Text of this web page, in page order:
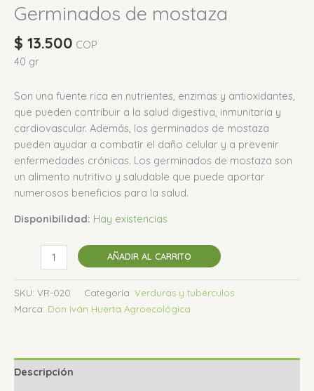
Germinados de mostaza
$ 13.500 COP
40 gr
Son una fuente rica en nutrientes, enzimas y antioxidantes,
que pueden contribuir a la salud digestiva, inmunitaria y
cardiovascular. Además, los germinados de mostaza
pueden ayudar a combatir el daño celular y a prevenir
enfermedades crónicas. L os germinados de mostaza son
un alimento nutritivo y saludable que puede aportar
numerosos beneficios para la salud.
Disponibilidad: Hay existencias
AÑADIR AL CARRITO
SKU: VR-020 Categoría: Verduras y tubérculos
Marca: Don Iván Huerta Agroecológica
Descripción